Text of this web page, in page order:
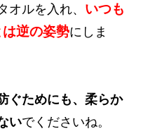
オルを入れ、 いつも
逆の姿勢にしま
ぐためにも、柔らか
いでくださいね。